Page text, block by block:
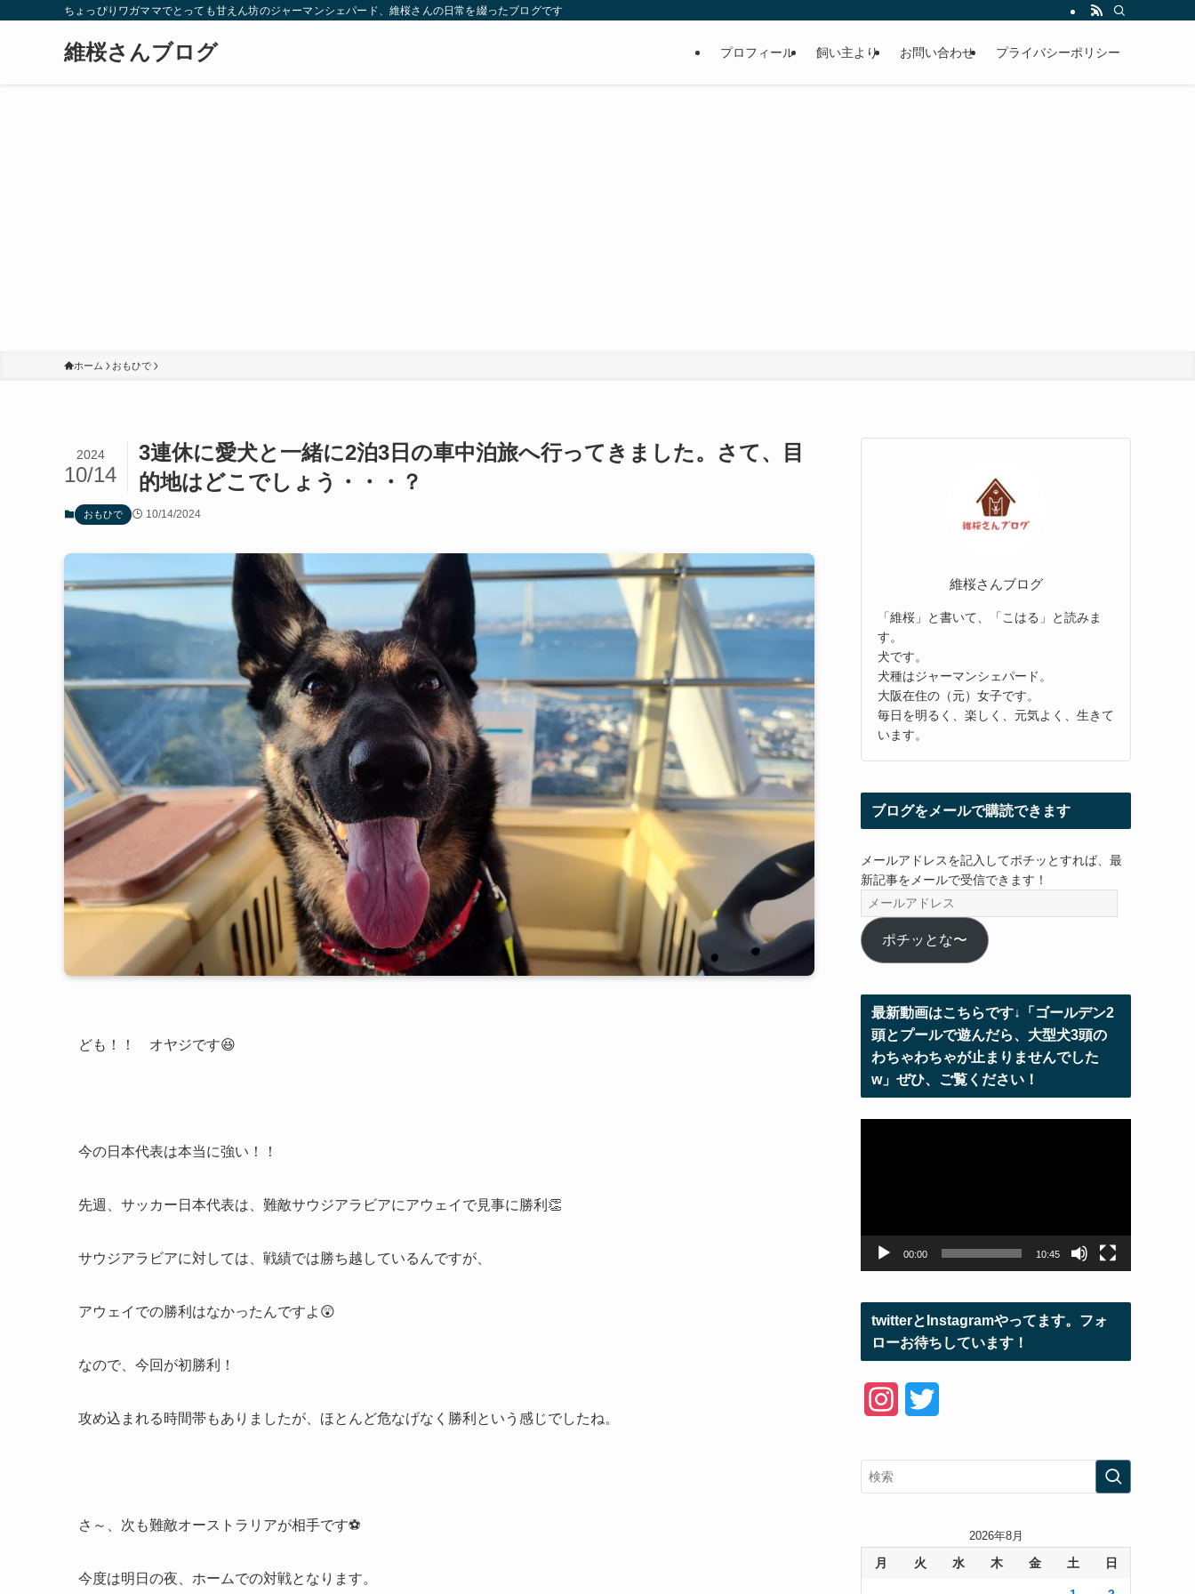
ちょっぴりワガママでとっても甘えん坊のジャーマンシェパード、維桜さんの日常を綴ったブログです
維桜さんブログ プロフィール 飼い主より お問い合わせ プライバシーポリシー
ホーム おもひで
3連休に愛犬と一緒に2泊3日の車中泊旅へ行ってきました。さて、目
的地はどこでしょう・・・？
2024
10/14
おもひで 10/14/2024
ども！！ オヤジです😆
今の日本代表は本当に強い！！
先週、サッカー日本代表は、難敵サウジアラビアにアウェイで見事に勝利👏
サウジアラビアに対しては、戦績では勝ち越しているんですが、
アウェイでの勝利はなかったんですよ😲
なので、今回が初勝利！
攻め込まれる時間帯もありましたが、ほとんど危なげなく勝利という感じでしたね。
さ～、次も難敵オーストラリアが相手です⚽
今度は明日の夜、ホームでの対戦となります。
維桜さんブログ
「維桜」と書いて、「こはる」と読みま
す。
犬です。
犬種はジャーマンシェパード。
大阪在住の（元）女子です。
毎日を明るく、楽しく、元気よく、生きて
います。
ブログをメールで購読できます
メールアドレスを記入してポチッとすれば、最
新記事をメールで受信できます！
ー
ル
ア
レ
ス
ポチッとな〜
最新動画はこちらです↓「ゴールデン2
頭とプールで遊んだら、大型犬3頭の
わちゃわちゃが止まりませんでした
w」ぜひ、ご覧ください！
00:00 10:45
twitterとInstagramやってます。フォ
ローお待ちしています！
2026年8月
月 火 水 木 金 土 日